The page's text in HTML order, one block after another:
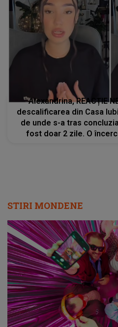
Alexandrina, REACȚIE
descalificarea din Casa
de unde s-a tras
fost doar 2 zile. O
STIRI MONDENE